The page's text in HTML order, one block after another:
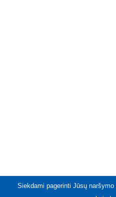
Siekdami pagerinti Jūsų